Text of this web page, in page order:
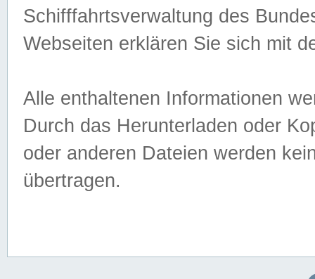
Schifffahrtsverwaltung des
Webseiten erklären Sie sich mit
Alle enthaltenen Informationen
Durch das Herunterladen oder
oder anderen Dateien werden
übertragen.